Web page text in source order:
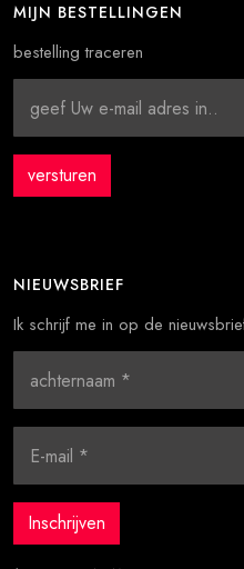
MIJN BESTELLINGEN
bestelling traceren
NIEUWSBRIEF
Ik schrijf me in op de